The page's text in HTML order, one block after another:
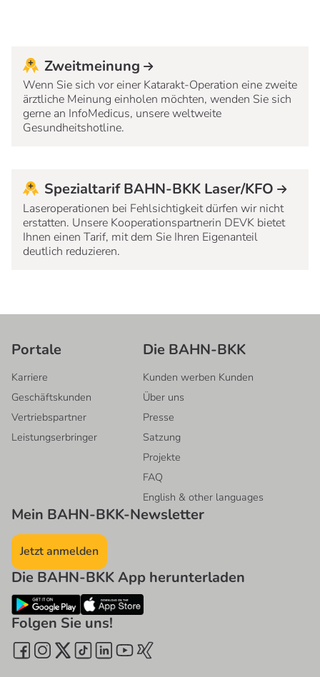
Zweitmeinung
Wenn Sie sich vor einer Katarakt-Operation eine zweite
ärztliche Meinung einholen möchten, wenden Sie sich
gerne an InfoMedicus, unsere weltweite
Gesundheitshotline.
Spezialtarif BAHN-BKK Laser/KFO
Laseroperationen bei Fehlsichtigkeit dürfen wir nicht
erstatten. Unsere Kooperationspartnerin DEVK bietet
Ihnen einen Tarif, mit dem Sie Ihren Eigenanteil
deutlich reduzieren.
Portale
Karriere
Geschäftskunden
Vertriebspartner
Leistungserbringer
Die BAHN-BKK
Kunden werben Kunden
Über uns
Presse
Satzung
Projekte
FAQ
English & other languages
Mein BAHN-BKK-Newsletter
Jetzt anmelden
Die BAHN-BKK App herunterladen
Folgen Sie uns!